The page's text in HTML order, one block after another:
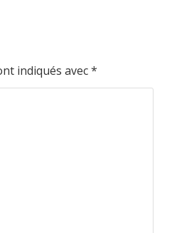
indiqués avec*